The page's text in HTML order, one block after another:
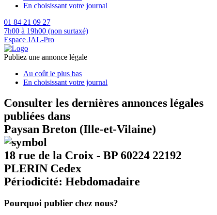
En choisissant votre journal
01 84 21 09 27
7h00 à 19h00 (non surtaxé)
Espace JAL-Pro
Publiez une annonce légale
Au coût le plus bas
En choisissant votre journal
Consulter les dernières annonces légales
publiées dans
Paysan Breton (Ille-et-Vilaine)
18 rue de la Croix - BP 60224 22192
PLERIN Cedex
Périodicité: Hebdomadaire
Pourquoi publier chez nous?